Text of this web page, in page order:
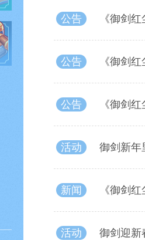
公告 《御剑
公告 《御剑
公告 《御剑
活动 御剑新年
新闻 《御剑
活动 御剑迎新